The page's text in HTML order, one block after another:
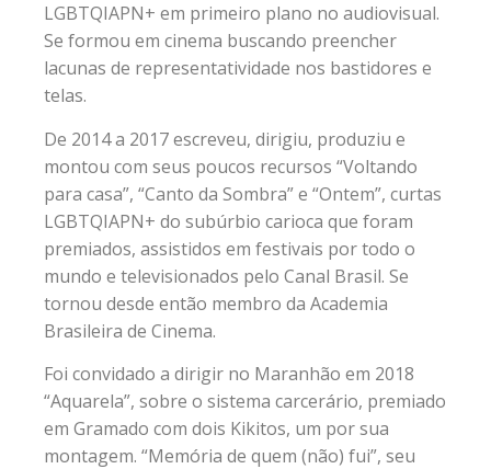
LGBTQIAPN+ em primeiro plano no audiovisual.
Se formou em cinema buscando preencher
lacunas de representatividade nos bastidores e
telas.
De 2014 a 2017 escreveu, dirigiu, produziu e
montou com seus poucos recursos “Voltando
para casa”, “Canto da Sombra” e “Ontem”, curtas
LGBTQIAPN+ do subúrbio carioca que foram
premiados, assistidos em festivais por todo o
mundo e televisionados pelo Canal Brasil. Se
tornou desde então membro da Academia
Brasileira de Cinema.
Foi convidado a dirigir no Maranhão em 2018
“Aquarela”, sobre o sistema carcerário, premiado
em Gramado com dois Kikitos, um por sua
montagem. “Memória de quem (não) fui”, seu